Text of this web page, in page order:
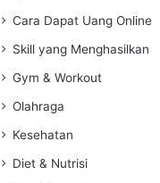
Cara Dapat Uang Online
Skill yang Menghasilkan
Gym & Workout
Olahraga
Kesehatan
Diet & Nutrisi